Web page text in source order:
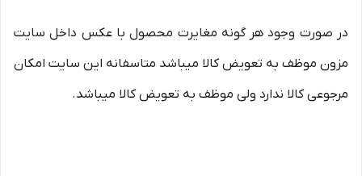
در صورت وجود هر گونه مغایرت محصول با عکس داخل سایت
مزون موظف به تعویض کالا میباشد متاسفانه این سایت امکان
مرجوعی کالا ندارد ولی موظف به تعویض کالا میباشد.